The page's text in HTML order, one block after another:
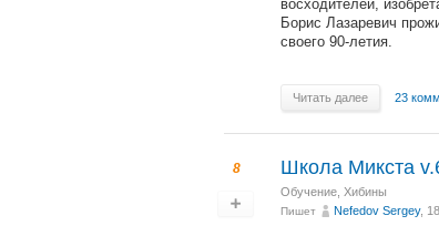
восходителей,
Борис Лазаревич
своего 90-летия.
Читать далее 23
8 Школа Микста
Обучение Хибины
Пишет Nefedov Sergey,